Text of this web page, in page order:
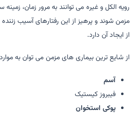
رویه الکل و غیره می توانند به مرور زمان، زمینه
مزمن شوند و پرهیز از این رفتارهای آسیب
از ایجاد آن دارد.
از شایع ترین بیماری های مزمن می توان به
آسم
فیبروز کیستیک
پوکی استخوان